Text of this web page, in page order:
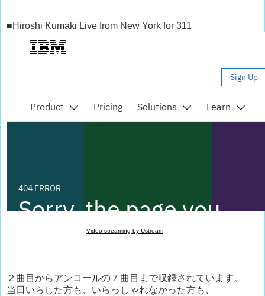
■Hiroshi Kumaki Live from New York for 311
Video streaming by Ustream
２曲目からアンコールの７曲目まで収録されています。
当日いらした方も、いらっしゃれなかった方も、